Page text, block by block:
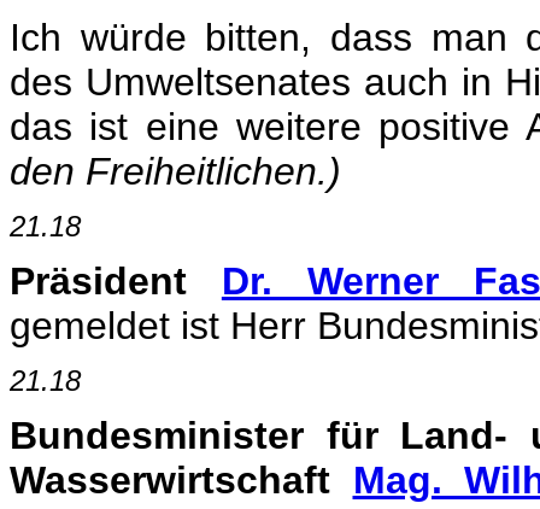
Ich würde bitten, dass man
des Umweltsenates auch in
das ist eine weitere positive
den Freiheitlichen.)
21.18
Präsident Dr. Werner
gemeldet ist Herr
21.18
Bundesminister für Land-
Wasserwirtschaft Mag.